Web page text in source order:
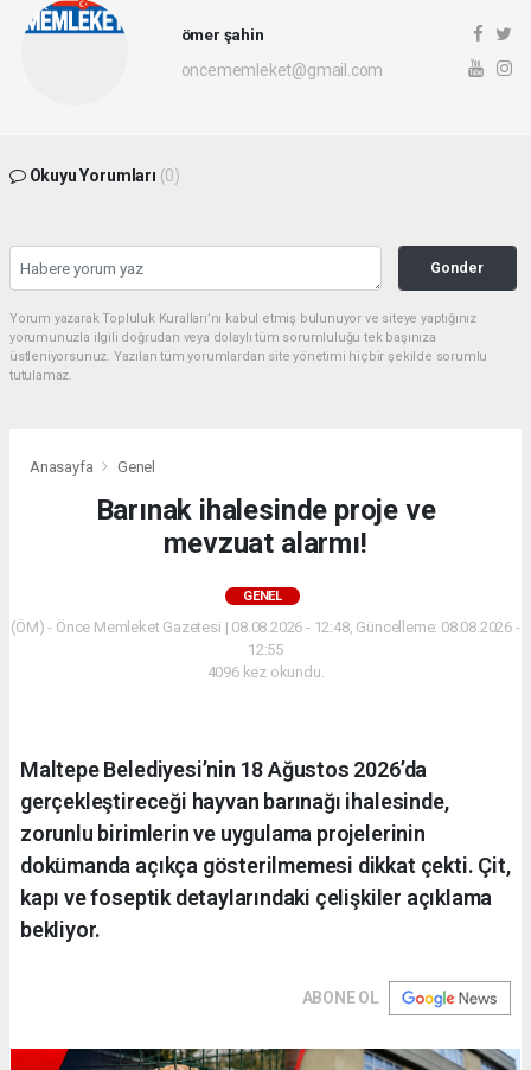
ömer şahin
oncememleket@gmail.com
Okuyu Yorumları (0)
Gonder
Yorum yazarak Topluluk Kuralları’nı kabul etmiş bulunuyor ve siteye yaptığınız
yorumunuzla ilgili doğrudan veya dolaylı tüm sorumluluğu tek başınıza
üstleniyorsunuz. Yazılan tüm yorumlardan site yönetimi hiçbir şekilde sorumlu
tutulamaz.
Anasayfa Genel
Barınak ihalesinde proje ve
mevzuat alarmı!
GENEL
(ÖM) - Önce Memleket Gazetesi | 08.08.2026 - 12:48, Güncelleme: 08.08.2026 -
12:55
4096 kez okundu.
Maltepe Belediyesi’nin 18 Ağustos 2026’da
gerçekleştireceği hayvan barınağı ihalesinde,
zorunlu birimlerin ve uygulama projelerinin
dokümanda açıkça gösterilmemesi dikkat çekti. Çit,
kapı ve foseptik detaylarındaki çelişkiler açıklama
bekliyor.
ABONE OL